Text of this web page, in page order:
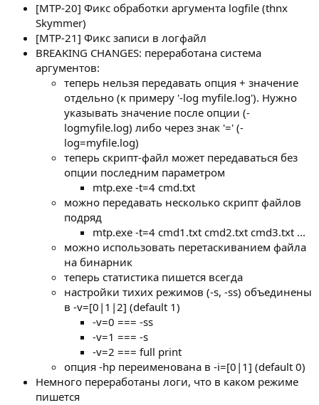
я
[MTP-20] Фикс обработки аргумента logfile (thnx
Skymmer)
[MTP-21] Фикс записи в логфайл
BREAKING CHANGES: переработана система
аргументов:
теперь нельзя передавать опция + значение
отдельно (к примеру '-log myfile.log'). Нужно
указывать значение после опции (-
logmyfile.log) либо через знак '=' (-
log=myfile.log)
теперь скрипт-файл может передаваться без
опции последним параметром
mtp.exe -t=4 cmd.txt
можно передавать несколько скрипт файлов
подряд
mtp.exe -t=4 cmd1.txt cmd2.txt cmd3.txt ...
можно использовать перетаскиванием файла
на бинарник
теперь статистика пишется всегда
настройки тихих режимов (-s, -ss) объединены
в -v=[0|1|2] (default 1)
-v=0 === -ss
-v=1 === -s
-v=2 === full print
опция -hp переименована в -i=[0|1] (default 0)
Немного переработаны логи, что в каком режиме
пишется